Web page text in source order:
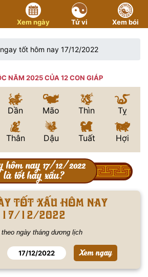
Xem ngày Tử vi Xem bói
tốt hôm nay 17/12/2022
NĂM 2025 CỦA 12 CON GIÁP
Dần Mão Thìn Tỵ
Thân Dậu Tuất Hợi
hôm nay 17/12/2022
là tốt hay xấu?
tốt xấu hôm nay
17/12/2022
theo ngày tháng dương lịch